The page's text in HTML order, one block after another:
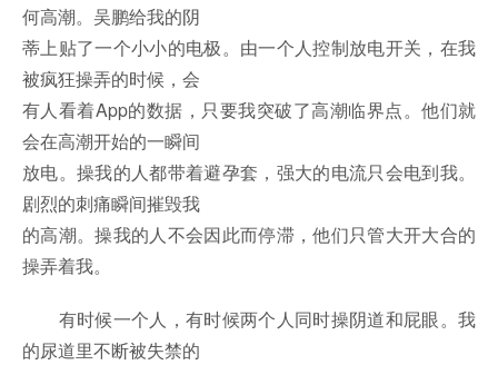
何高潮。吴鹏给我的阴
蒂上贴了一个小小的电极。由一个人控制放电开关，在我
被疯狂操弄的时候，会
有人看着App的数据，只要我突破了高潮临界点。他们就
会在高潮开始的一瞬间
放电。操我的人都带着避孕套，强大的电流只会电到我。
剧烈的刺痛瞬间摧毁我
的高潮。操我的人不会因此而停滞，他们只管大开大合的
操弄着我。
有时候一个人，有时候两个人同时操阴道和屁眼。我
的尿道里不断被失禁的